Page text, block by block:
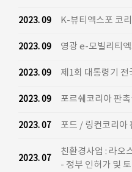
2023. 09 K-뷰티엑스포 코
2023. 09 영광 e-모빌리티
2023. 09 제1회 대통령기
2023. 09 포르쉐코리아 판
2023. 07 포드 / 링컨코리아
2023. 07
친환경사업 : 라오
- 정부 인허가 및